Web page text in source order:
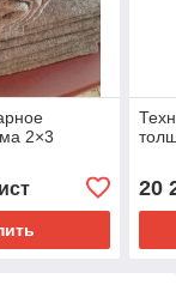
2×3
20